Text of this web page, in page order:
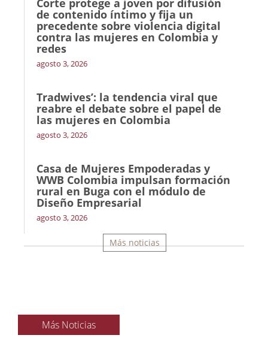
Corte protege a joven por difusión
de contenido íntimo y fija un
precedente sobre violencia digital
contra las mujeres en Colombia y
redes
agosto 3, 2026
Tradwives’: la tendencia viral que
reabre el debate sobre el papel de
las mujeres en Colombia
agosto 3, 2026
Casa de Mujeres Empoderadas y
WWB Colombia impulsan formación
rural en Buga con el módulo de
Diseño Empresarial
agosto 3, 2026
Más noticias
Más Noticias